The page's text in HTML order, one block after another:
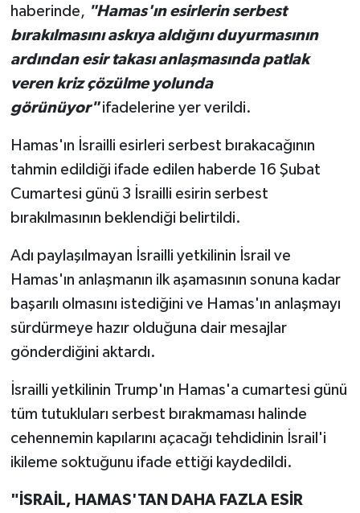
haberinde, "Hamas'ın esirlerin serbest
bırakılmasını askıya aldığını duyurmasının
ardından esir takası anlaşmasında patlak
veren kriz çözülme yolunda
görünüyor"ifadelerine yer verildi.
Hamas'ın İsrailli esirleri serbest bırakacağının
tahmin edildiği ifade edilen haberde 16 Şubat
Cumartesi günü 3 İsrailli esirin serbest
bırakılmasının beklendiği belirtildi.
Adı paylaşılmayan İsrailli yetkilinin İsrail ve
Hamas'ın anlaşmanın ilk aşamasının sonuna kadar
başarılı olmasını istediğini ve Hamas'ın anlaşmayı
sürdürmeye hazır olduğuna dair mesajlar
gönderdiğini aktardı.
İsrailli yetkilinin Trump'ın Hamas'a cumartesi günü
tüm tutukluları serbest bırakmaması halinde
cehennemin kapılarını açacağı tehdidinin İsrail'i
ikileme soktuğunu ifade ettiği kaydedildi.
"İSRAİL, HAMAS'TAN DAHA FAZLA ESİR